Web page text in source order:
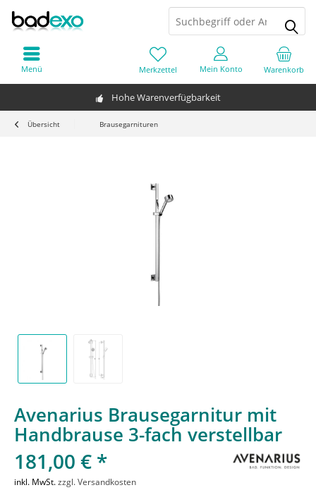
Hohe Warenverfügbarkeit
Warenkorb
Merkzettel Mein Konto
Menü
Übersicht Brausegarnituren
Avenarius Brausegarnitur mit
Handbrause 3-fach verstellbar
181,00 € *
inkl. MwSt.zzgl. Versandkosten